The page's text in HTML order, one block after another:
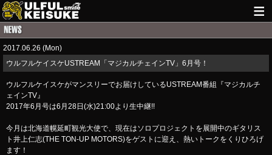
LIVE INFO
GUITAR WORKS
ITEM
2017.06.26 (Mon)
ウルフルケイスケUSTREAM「マジカルチェインTV」6月号！
ウルフルケイスケがマンスリーでお届けしているUSTREAM番組『マジカルチ
ェインTV』
2017年6月号は6月28日(水)21:00より生中継!!
今月は北海道幌延町観光大使で、現在はソロプロジェクトを展開中のギタリス
ト井上仁志(THE TON-UP MOTORS)をゲストに迎え、熱いトークをくりひろげ
ます！